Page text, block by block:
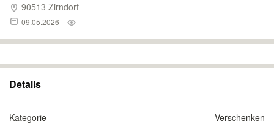
90513 Zirndorf
09.05.2026
Details
Kategorie Verschenken